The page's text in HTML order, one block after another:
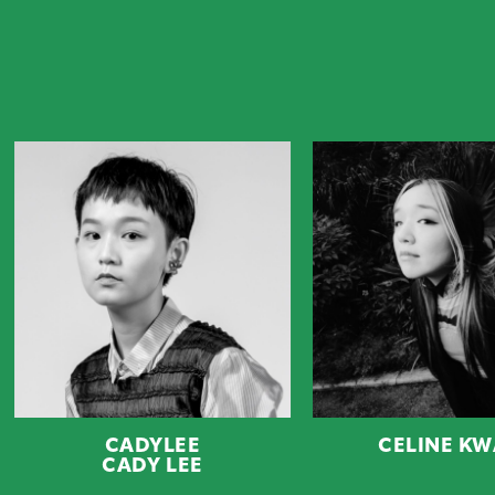
CADYLEE
CADY LEE
CELINE KWAN